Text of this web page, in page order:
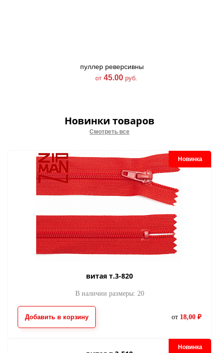
пуллер реверсивный
тип 3
от 45.00 руб.
пуллер AL-3
30.00 руб.
пуллер AL-3
от
пуллер т.3-312
от30.00
Новинки товаров
Смотреть все
Новинка
витая т.3-820
В наличии размеры: 20
Добавить в корзину от 18,00 ₽
Новинка